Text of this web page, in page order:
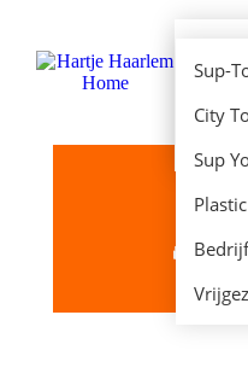
Sup-
City
Sup
Je bent hier:
Home